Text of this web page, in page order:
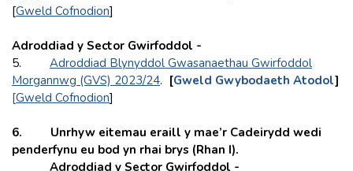
[Gweld Cofnodion]
Adroddiad y Sector Gwirfoddol -
5. Adroddiad Blynyddol Gwasanaethau Gwirfoddol
Morgannwg (GVS) 2023/24. [Gweld Gwybodaeth Atodol]
[Gweld Cofnodion]
6. Unrhyw eitemau eraill y mae’r Cadeirydd wedi
penderfynu eu bod yn rhai brys (Rhan I).
Adroddiad y Sector Gwirfoddol -